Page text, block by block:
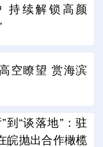
持续解锁高颜
空瞭望 赏海滨
到“谈落地”：驻
皖抛出合作橄榄